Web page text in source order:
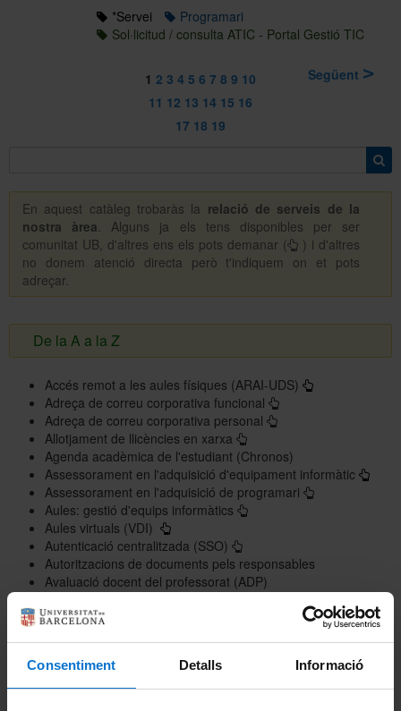
Consentiment Detalls Informació
*Servei
Programari
Sol·licitud / consulta ATIC - Portal Gestió TIC
1 2 3 4 5 6 7 8 9 10
11 12 13 14 15 16
17 18 19
Següent
En aquest catàleg trobaràs la relació de serveis de la
nostra àrea. Alguns ja els tens disponibles per ser
comunitat UB, d'altres ens els pots demanar (
) i d'altres
no donem atenció directa però t'indiquem on et pots
adreçar.
De la A a la Z
Accés remot a les aules físiques (ARAI-UDS)
Adreça de correu corporativa funcional
Adreça de correu corporativa personal
Allotjament de llicències en xarxa
Agenda acadèmica de l'estudiant (Chronos)
Assessorament en l'adquisició d'equipament informàtic
Assessorament en l'adquisició de programari
Aules: gestió d'equips informàtics
Aules virtuals (VDI)
Autenticació centralitzada (SSO)
Autoritzacions de documents pels responsables
Avaluació docent del professorat (ADP)
Campus Virtual - Entorn d'aprenentatge en línia
Catàleg de programari
Centre de digitalització (CEDI)